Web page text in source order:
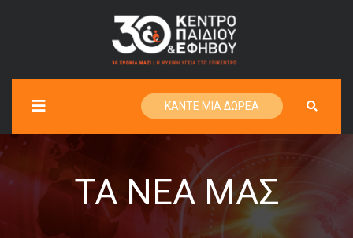
ΚΑΝΤΕ ΜΙΑ ΔΩΡΕΑ
ΤΑ ΝΈΑ ΜΑΣ